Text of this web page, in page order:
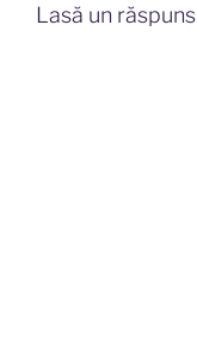
Lasă un răspuns